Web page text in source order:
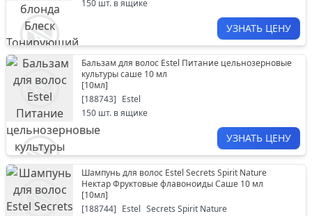
150 шт. в ящике
УЗНАТЬ ЦЕНУ
Бальзам для волос Estel Питание цельнозерновые
культуры саше 10 мл
[10мл]
[188743] Estel
150 шт. в ящике
УЗНАТЬ ЦЕНУ
Шампунь для волос Estel Secrets Spirit Nature
Нектар Фруктовые флавоноиды Саше 10 мл
[10мл]
[188744] Estel Secrets Spirit Nature